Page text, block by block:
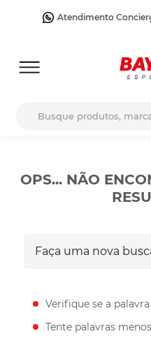
Atendimento
OPS... NÃO
Verifique se a
Tente palavras